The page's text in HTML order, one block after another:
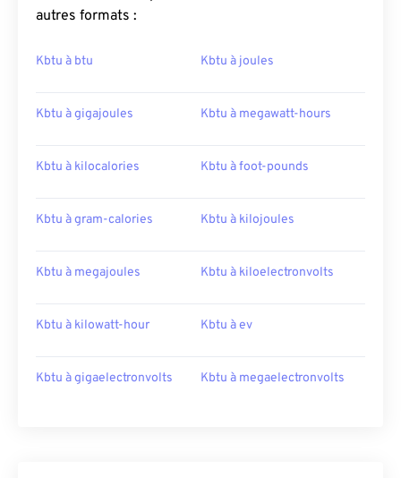
autres formats :
Kbtu à btu Kbtu à joules
Kbtu à gigajoules Kbtu à megawatt-hours
Kbtu à kilocalories Kbtu à foot-pounds
Kbtu à gram-calories Kbtu à kilojoules
Kbtu à megajoules Kbtu à kiloelectronvolts
Kbtu à kilowatt-hour Kbtu à ev
Kbtu à gigaelectronvolts Kbtu à megaelectronvolts